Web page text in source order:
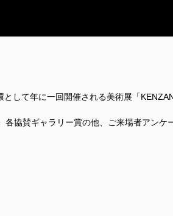
して年に一回開催される美術展「
協賛ギャラリー賞の他、ご来場者アン